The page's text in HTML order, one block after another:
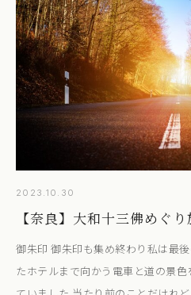
2023.10.30
【奈良】大和十三佛めぐ
御朱印 御朱印も集め終わり私は最
たホテルまで向かう電車と道の景